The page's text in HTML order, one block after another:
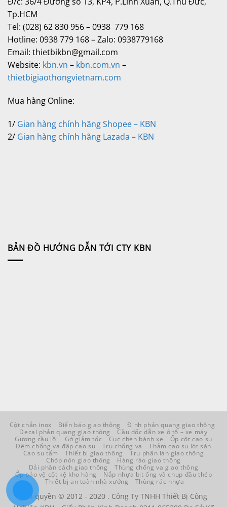
Tp.HCM
Tel: (028) 62 830 956 – 0938 779 168
Hotline: 0938 779 168 – Zalo: 0938779168
Email: thietbikbn@gmail.com
Website: kbn.vn – kbn.com.vn –
thietbigiaothongvietnam.com
Mua hàng Online:
1/ Gian hàng chính hãng Shopee – KBN
2/ Gian hàng chính hãng Lazada – KBN
BẢN ĐỒ HƯỚNG DẪN TỚI CTY KBN
Cột chắn inox Biển báo giao thông
Đinh phản quang giao thông
Decal phản quang giao thông
Cầu dốc dẫn xe ô tô – xe máy
Gương cầu lồi
Gờ giảm tốc Cục chèn bánh xe
Ốp cột cao su
Đệm chống va đập cao su
Trụ chống va
Thảm cao su lót sàn
Cao su tấm
Thiết bị giao thông
Trụ phân làn giao thông
Chóp nón giao thông
Hàng rào giao thông
Dải phân cách giao thông
Thùng chống va giao thông
Ốp bảo vệ cột kệ kho hàng
Nắp nhựa bịt ống và chụp đầu thép
Thiết bị an toàn nhà xưởng
Thùng rác nhựa
Bản quyền © 2012 - 2020 . Công Ty TNHH Thiết Bị Công